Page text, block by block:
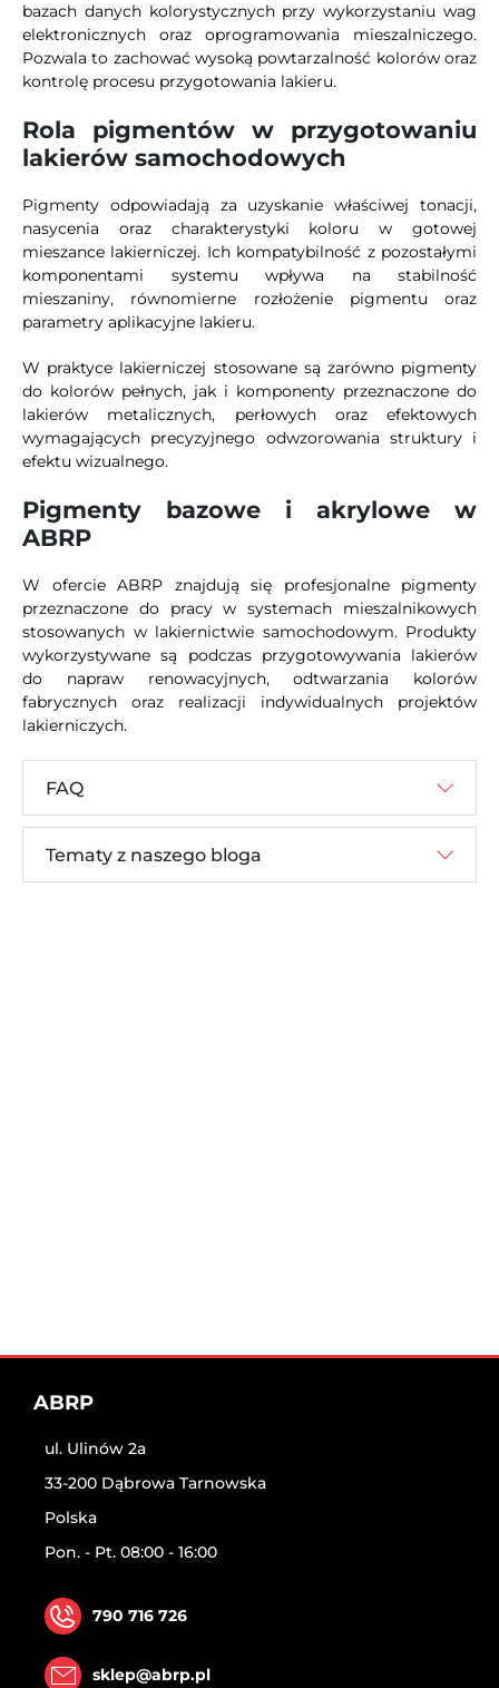
bazach danych kolorystycznych przy wykorzystaniu wag
elektronicznych oraz oprogramowania mieszalniczego.
Pozwala to zachować wysoką powtarzalność kolorów oraz
kontrolę procesu przygotowania lakieru.
Rola pigmentów w przygotowaniu
lakierów samochodowych
Pigmenty odpowiadają za uzyskanie właściwej tonacji,
nasycenia oraz charakterystyki koloru w gotowej
mieszance lakierniczej. Ich kompatybilność z pozostałymi
komponentami systemu wpływa na stabilność
mieszaniny, równomierne rozłożenie pigmentu oraz
parametry aplikacyjne lakieru.
W praktyce lakierniczej stosowane są zarówno pigmenty
do kolorów pełnych, jak i komponenty przeznaczone do
lakierów metalicznych, perłowych oraz efektowych
wymagających precyzyjnego odwzorowania struktury i
efektu wizualnego.
Pigmenty bazowe i akrylowe w
ABRP
W ofercie ABRP znajdują się profesjonalne pigmenty
przeznaczone do pracy w systemach mieszalnikowych
stosowanych w lakiernictwie samochodowym. Produkty
wykorzystywane są podczas przygotowywania lakierów
do napraw renowacyjnych, odtwarzania kolorów
fabrycznych oraz realizacji indywidualnych projektów
lakierniczych.
FAQ
Tematy z naszego bloga
ABRP
ul. Ulinów 2a
33-200 Dąbrowa Tarnowska
Polska
Pon. - Pt. 08:00 - 16:00
790 716 726
sklep@abrp.pl